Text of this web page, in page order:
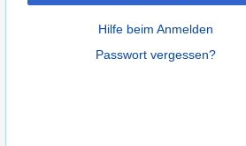
Hilfe beim Anmelden
Passwort vergessen?